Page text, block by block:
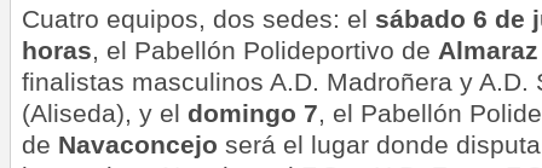
Cuatro equipos, dos sedes: el sábado 6 de
horas, el Pabellón Polideportivo de Almaraz
finalistas masculinos A.D. Madroñera y A.D.
(Aliseda), y el domingo 7, el Pabellón
de Navaconcejo será el lugar donde